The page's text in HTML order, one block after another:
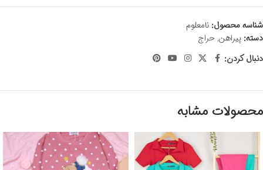
شناسه محصول: نامعلوم
دسته: پیراهن,حراج
دنبال کردن:
محصولات مشابه